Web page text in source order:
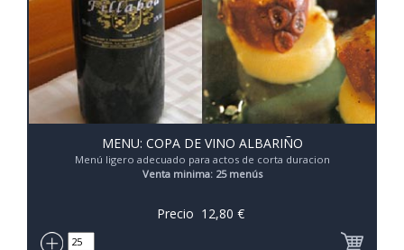
MENU: COPA DE VINO ALBARIÑO
Menú ligero adecuado para actos de corta duracion
Venta minima: 25 menús
Precio 12,80 €